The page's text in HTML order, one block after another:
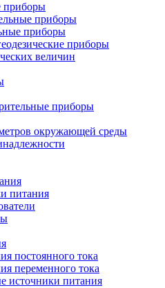
приборы
приборы
приборы
приборы
величин
приборы
окружающей среды
питания
постоянного тока
переменного тока
источники питания